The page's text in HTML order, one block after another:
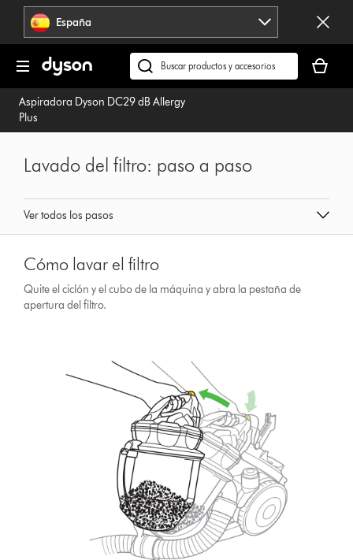
Omitir
navegación España
Buscar
en
dyson.es
cesta
está
Aspiradora Dyson DC29 dB Allergy
Plus
Ver todos los pasos
Lavado del filtro: paso a paso
Cómo lavar el filtro
Quite el ciclón y el cubo de la máquina y abra la pestaña de
apertura del filtro.